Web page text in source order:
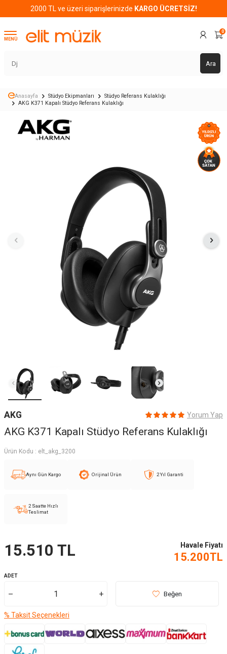
2000 TL ve üzeri siparişlerinizde KARGO ÜCRETSİZ!
MENÜ
Ara
0
Anasayfa Stüdyo Ekipmanları
Stüdyo Referans Kulaklığı
AKG K371 Kapalı Stüdyo Referans Kulaklığı
AKG Yorum Yap
AKG K371 Kapalı Stüdyo Referans Kulaklığı
Ürün Kodu : elt_akg_3200
Aynı Gün Kargo Orijinal Ürün 2 Yıl Garanti
2 Saatte Hızlı
Teslimat
15.510 TL Havale Fiyatı
15.200TL
ADET
Beğen
% Taksit Seçenekleri